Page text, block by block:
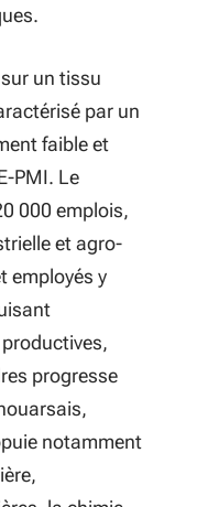
un tissu
par un
faible et
PMI. Le
000 emplois,
et agro-
employés y
progresse
notamment